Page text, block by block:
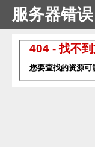
服务器错误
404 - 找不到
您要查找的资源可